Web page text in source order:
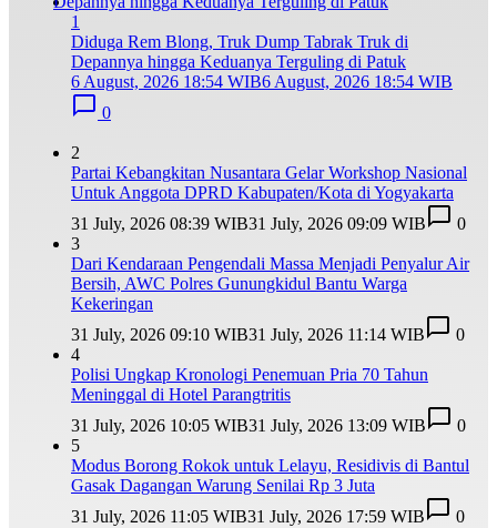
1
Diduga Rem Blong, Truk Dump Tabrak Truk di
Depannya hingga Keduanya Terguling di Patuk
6 August, 2026 18:54 WIB6 August, 2026 18:54 WIB
0
2
Partai Kebangkitan Nusantara Gelar Workshop Nasional
Untuk Anggota DPRD Kabupaten/Kota di Yogyakarta
31 July, 2026 08:39 WIB31 July, 2026 09:09 WIB
0
3
Dari Kendaraan Pengendali Massa Menjadi Penyalur Air
Bersih, AWC Polres Gunungkidul Bantu Warga
Kekeringan
31 July, 2026 09:10 WIB31 July, 2026 11:14 WIB
0
4
Polisi Ungkap Kronologi Penemuan Pria 70 Tahun
Meninggal di Hotel Parangtritis
31 July, 2026 10:05 WIB31 July, 2026 13:09 WIB
0
5
Modus Borong Rokok untuk Lelayu, Residivis di Bantul
Gasak Dagangan Warung Senilai Rp 3 Juta
31 July, 2026 11:05 WIB31 July, 2026 17:59 WIB 0